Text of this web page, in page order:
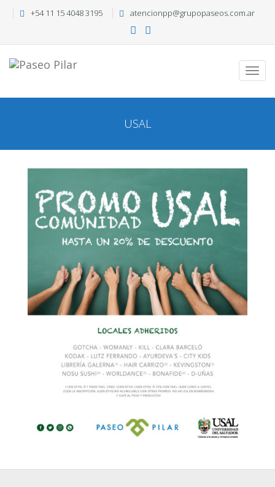
+54 11 15 4048 3195 atencionpp@grupopaseos.com.ar
USAL